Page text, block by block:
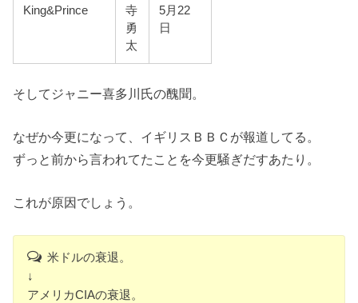
King&Prince
寺
勇
太
5月22
日
そしてジャニー喜多川氏の醜聞。
なぜか今更になって、イギリスＢＢＣが報道してる。
ずっと前から言われてたことを今更騒ぎだすあたり。
これが原因でしょう。
米ドルの衰退。
↓
アメリカCIAの衰退。